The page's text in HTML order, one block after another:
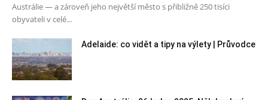
Austrálie — a zároveň jeho největší město s přibližně 250 tisíci
obyvateli v celé...
Adelaide: co vidět a tipy na výlety | Průvodce